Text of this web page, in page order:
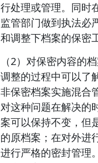
行处理或管理。同时
监管部门做到执法必
和调整下档案的保密
（2）对保密内容的
调整的过程中可以了
非保密档案实施混合
对这种问题在解决的
案可以保持不变，但
的原档案；在对外进
进行严格的密封管理